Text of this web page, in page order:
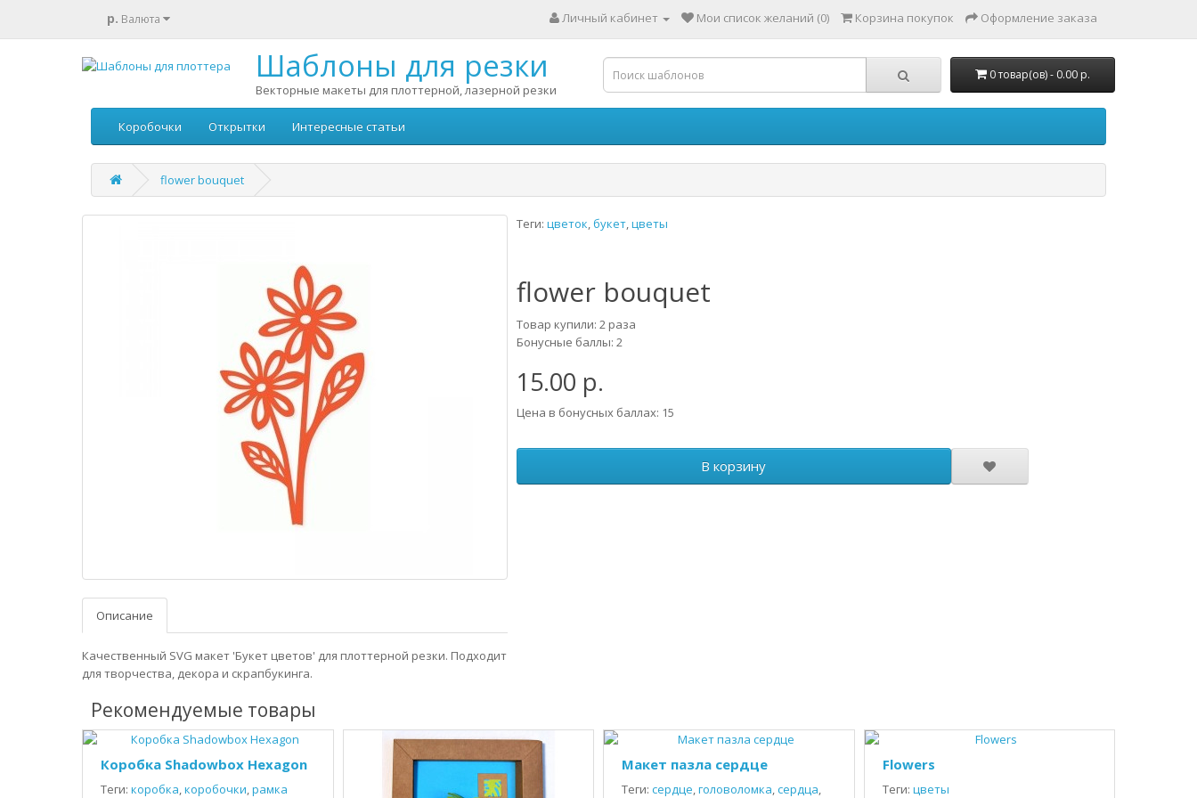
р. Валюта Личный кабинет Мои список желаний (0) Корзина покупок Оформление заказа
Шаблоны для резки
Векторные макеты для плоттерной, лазерной резки
0 товар(ов) - 0.00 р.
Коробочки Открытки Интересные статьи
flower bouquet
Описание
Качественный SVG макет 'Букет цветов' для плоттерной резки. Подходит
для творчества, декора и скрапбукинга.
Теги: цветок,букет,цветы
flower bouquet
Товар купили: 2 раза
Бонусные баллы: 2
15.00 р.
Цена в бонусных баллах: 15
В корзину
Рекомендуемые товары
Коробка Shadowbox Hexagon
Теги: коробка,коробочки,рамка
Макет пазла сердце
Теги: сердце,головоломка,сердца,
Flowers
Теги: цветы